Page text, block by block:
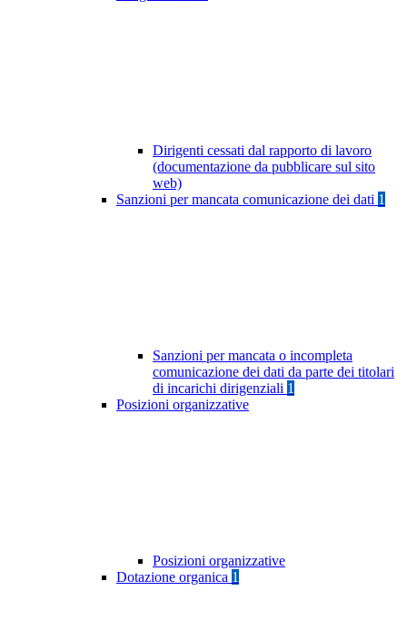
Dirigenti cessati dal rapporto di lavoro
(documentazione da pubblicare sul sito
web)
Sanzioni per mancata comunicazione dei dati 1
Sanzioni per mancata o incompleta
comunicazione dei dati da parte dei titolari
di incarichi dirigenziali 1
Posizioni organizzative
Posizioni organizzative
Dotazione organica 1